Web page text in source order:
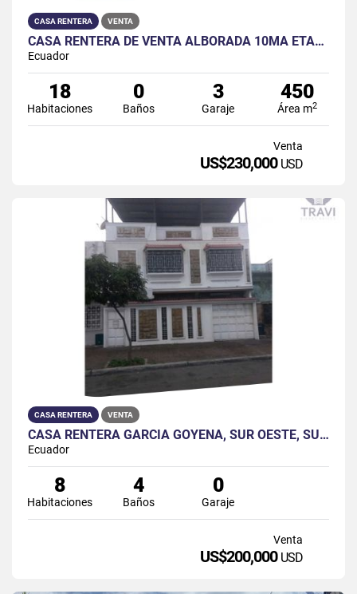
CASA RENTERA VENTA
CASA RENTERA DE VENTA ALBORADA 10MA ETAPA
Ecuador
18
Habitaciones
0
Baños
3
Garaje
450
Área m2
Venta
US$230,000 USD
CASA RENTERA VENTA
CASA RENTERA GARCÍA GOYENA, SUR OESTE, SUBURBIO
Ecuador
8
Habitaciones
4
Baños
0
Garaje
Venta
US$200,000 USD